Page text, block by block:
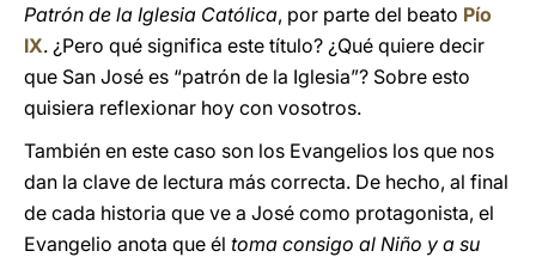
Patrón de la Iglesia Católica, por parte del beato Pío
IX. ¿Pero qué significa este título? ¿Qué quiere decir
que San José es “patrón de la Iglesia”? Sobre esto
quisiera reflexionar hoy con vosotros.
También en este caso son los Evangelios los que nos
dan la clave de lectura más correcta. De hecho, al final
de cada historia que ve a José como protagonista, el
Evangelio anota que él toma consigo al Niño y a su